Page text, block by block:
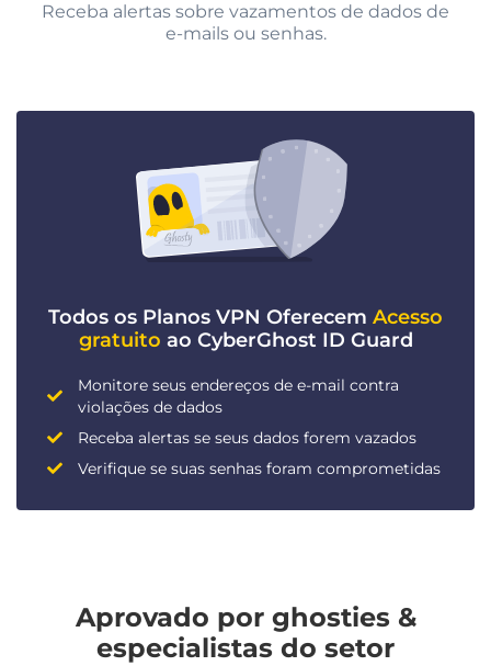
Receba alertas sobre vazamentos de dados de
e-mails ou senhas.
Todos os Planos VPN Oferecem Acesso
gratuito ao CyberGhost ID Guard
Monitore seus endereços de e-mail contra
violações de dados
Receba alertas se seus dados forem vazados
Verifique se suas senhas foram comprometidas
Aprovado por ghosties &
especialistas do setor